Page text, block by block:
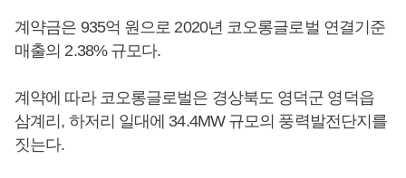
계약금은 935억 원으로 2020년 코오롱글로벌 연결기준
매출의 2.38% 규모다.
계약에 따라 코오롱글로벌은 경상북도 영덕군 영덕읍
삼계리, 하저리 일대에 34.4MW 규모의 풍력발전단지를
짓는다.